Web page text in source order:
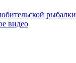
рыбалки
видео